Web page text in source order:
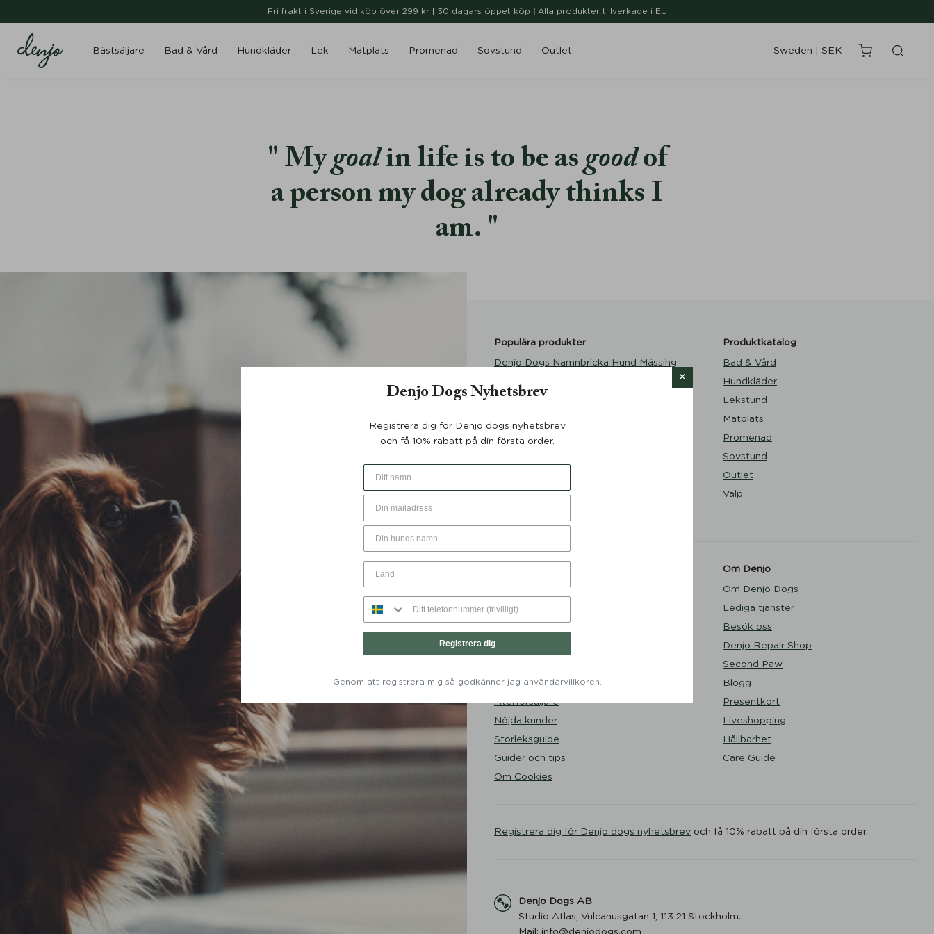
Fri frakt i Sverige vid köp över 299 kr 30 dagars öppet köp Alla produkter tillverkade i EU
Bästsäljare Bad & Vård Hundkläder Lek Matplats Promenad Sovstund Outlet Sweden SEK
My goalin life is to be as goodof
a person my dog already thinks I
am.
Populära produkter
Denjo Dogs Namnbricka Hund Mässing
Hundbädd Classic Nest Desert Green -
Hundmatskål Forest Green - Mateus x
Denjo
Hundbädd Teddy Lounge True Taupe -
Retrieverkoppel Torekov Shimmer
Produktkatalog
Bad & Vård
Hundkläder
Lekstund
Matplats
Promenad
Sovstund
Outlet
Valp
Kontakta oss
Köpvillkor
Byten och returer
FAQ
Återförsäljare
Nöjda kunder
Storleksguide
Guider och tips
Om Cookies
Om Denjo
Om Denjo Dogs
Lediga tjänster
Besök oss
Denjo Repair Shop
Second Paw
Blogg
Presentkort
Liveshopping
Hållbarhet
Care Guide
Registrera dig för Denjo dogs nyhetsbrev och få 10% rabatt på din första order..
Denjo Dogs AB
Studio Atlas, Vulcanusgatan 1, 113 21 Stockholm.
Denjo Dogs Nyhetsbrev
Registrera dig för Denjo dogs nyhetsbrev
och få 10% rabatt på din första order.
Registrera dig
Genom att registrera mig så godkänner jag användarvillkoren.